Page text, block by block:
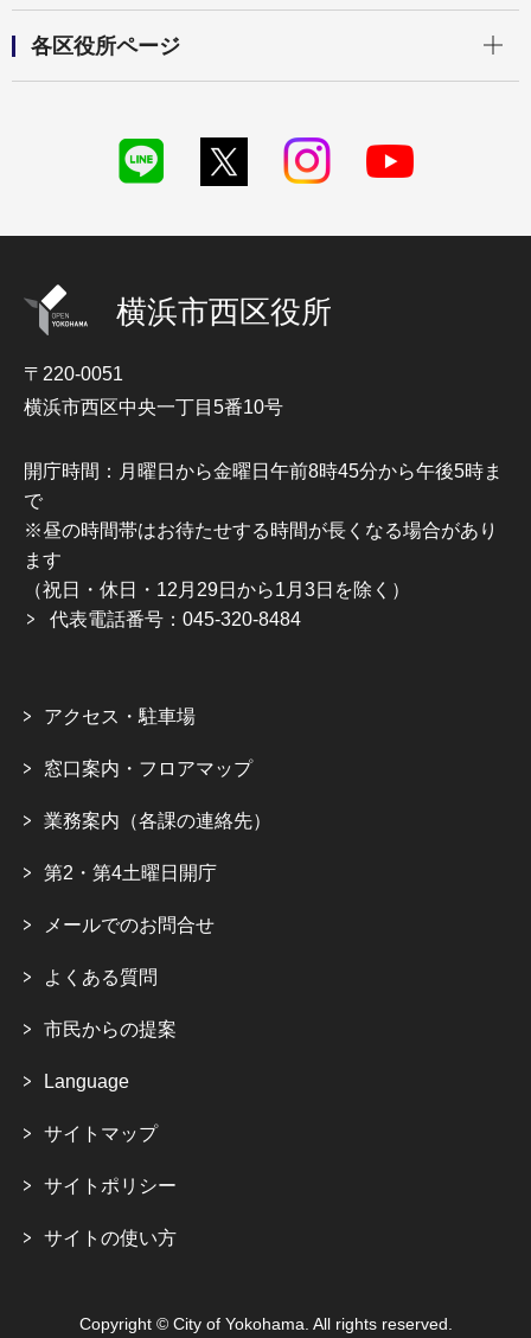
各区役所ページ
横浜市西区役所
〒220-0051
横浜市西区中央一丁目5番10号
開庁時間：月曜日から金曜日午前8時45分から午後5時ま
で
※昼の時間帯はお待たせする時間が長くなる場合があり
ます
（祝日・休日・12月29日から1月3日を除く）
代表電話番号：045-320-8484
アクセス・駐車場
窓口案内・フロアマップ
業務案内（各課の連絡先）
第2・第4土曜日開庁
メールでのお問合せ
よくある質問
市民からの提案
Language
サイトマップ
サイトポリシー
サイトの使い方
Copyright © City of Yokohama. All rights reserved.